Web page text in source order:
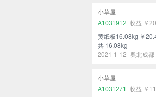
小草屋
A1031912
￥
黄纸板16.08kg ￥
共 16.08kg
2021-1-12 -奥北成都
小草屋
A1031271
￥